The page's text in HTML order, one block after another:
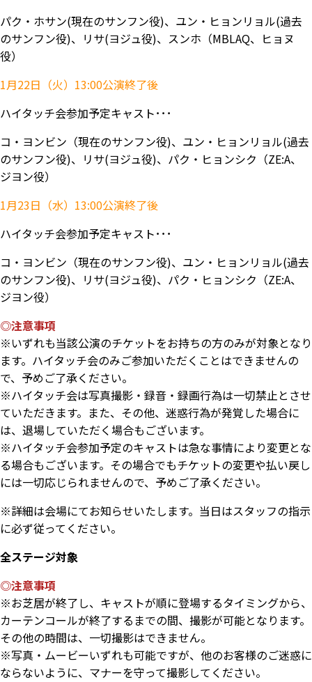
パク・ホサン(現在のサンフン役)、ユン・ヒョンリョル(過去
のサンフン役)、リサ(ヨジュ役)、スンホ（MBLAQ、ヒョヌ
役）
1月22日（火）13:00公演終了後
ハイタッチ会参加予定キャスト･･･
コ・ヨンビン（現在のサンフン役)、ユン・ヒョンリョル(過去
のサンフン役)、リサ(ヨジュ役)、パク・ヒョンシク（ZE:A、
ジヨン役）
1月23日（水）13:00公演終了後
ハイタッチ会参加予定キャスト･･･
コ・ヨンビン（現在のサンフン役)、ユン・ヒョンリョル(過去
のサンフン役)、リサ(ヨジュ役)、パク・ヒョンシク（ZE:A、
ジヨン役）
◎注意事項
※いずれも当該公演のチケットをお持ちの方のみが対象となり
ます。ハイタッチ会のみご参加いただくことはできませんの
で、予めご了承ください。
※ハイタッチ会は写真撮影・録音・録画行為は一切禁止とさせ
ていただきます。また、その他、迷惑行為が発覚した場合に
は、退場していただく場合もございます。
※ハイタッチ会参加予定のキャストは急な事情により変更とな
る場合もございます。その場合でもチケットの変更や払い戻し
には一切応じられませんので、予めご了承ください。
※詳細は会場にてお知らせいたします。当日はスタッフの指示
に必ず従ってください。
全ステージ対象
◎注意事項
※お芝居が終了し、キャストが順に登場するタイミングから、
カーテンコールが終了するまでの間、撮影が可能となります。
その他の時間は、一切撮影はできません。
※写真・ムービーいずれも可能ですが、他のお客様のご迷惑に
ならないように、マナーを守って撮影してください。